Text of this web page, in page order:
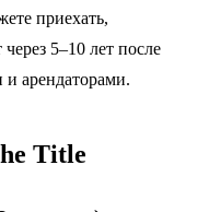
приехать,
5–10 лет после
и арендаторами.
Title